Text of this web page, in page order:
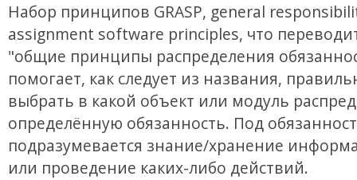
Набор принципов GRASP, general
assignment software principles, что
"общие принципы распределения
помогает, как следует из названия,
выбрать в какой объект или модуль
определённую обязанность. Под
подразумевается знание/хранение
или проведение каких-либо действий.